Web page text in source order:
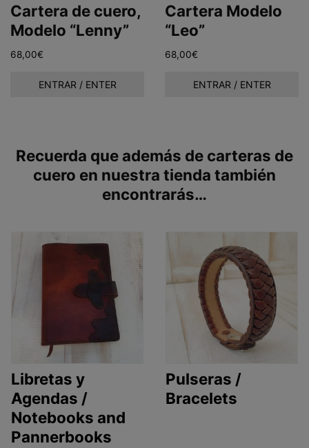
Cartera de cuero,
Modelo “Lenny”
68,00€
ENTRAR / ENTER
Cartera Modelo
“Leo”
68,00€
ENTRAR / ENTER
Recuerda que además de carteras de
cuero en nuestra tienda también
encontrarás…
Libretas y
Agendas /
Notebooks and
Pannerbooks
Pulseras /
Bracelets